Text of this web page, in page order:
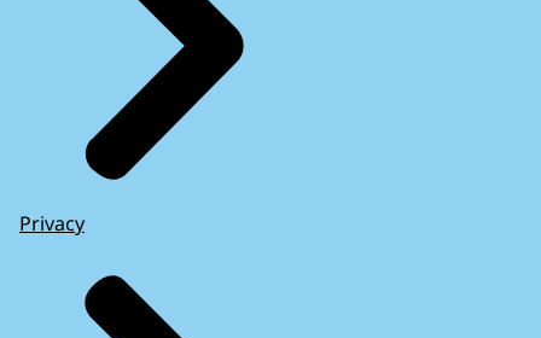
Privacy